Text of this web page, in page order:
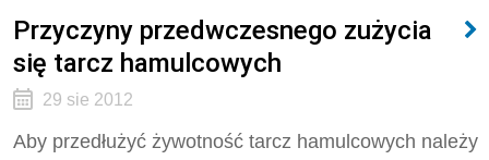
Przyczyny przedwczesnego zużycia
się tarcz hamulcowych
29 sie 2012
Aby przedłużyć żywotność tarcz hamulcowych należy